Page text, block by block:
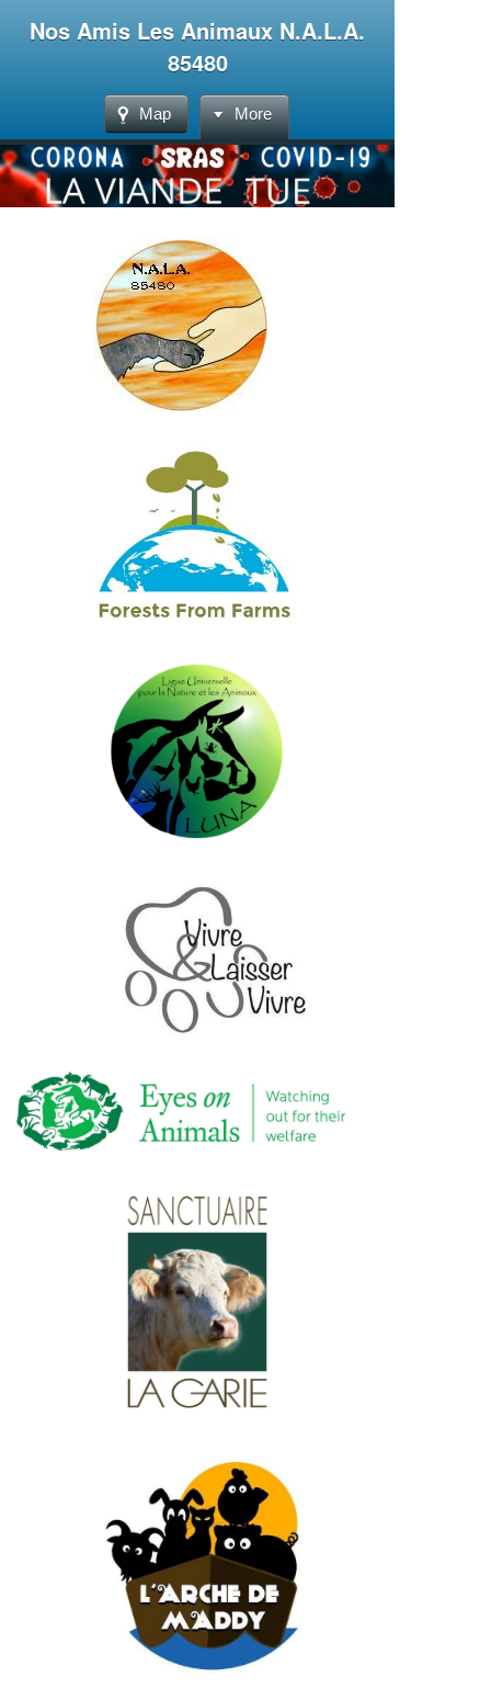
Nos Amis Les Animaux N.A.L.A.
85480
Map More